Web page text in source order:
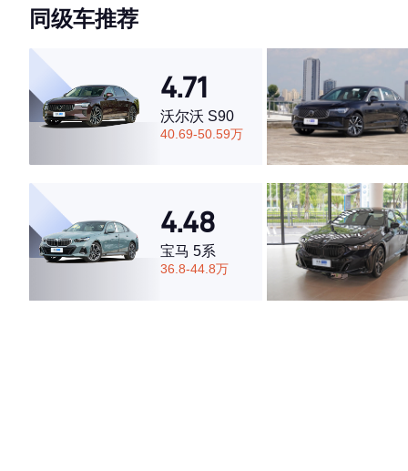
·空间表现较为优秀，优于55%同级车
同级车推荐
4.71
沃尔沃 S90
40.69-50.59万
4.48
宝马 5系
36.8-44.8万